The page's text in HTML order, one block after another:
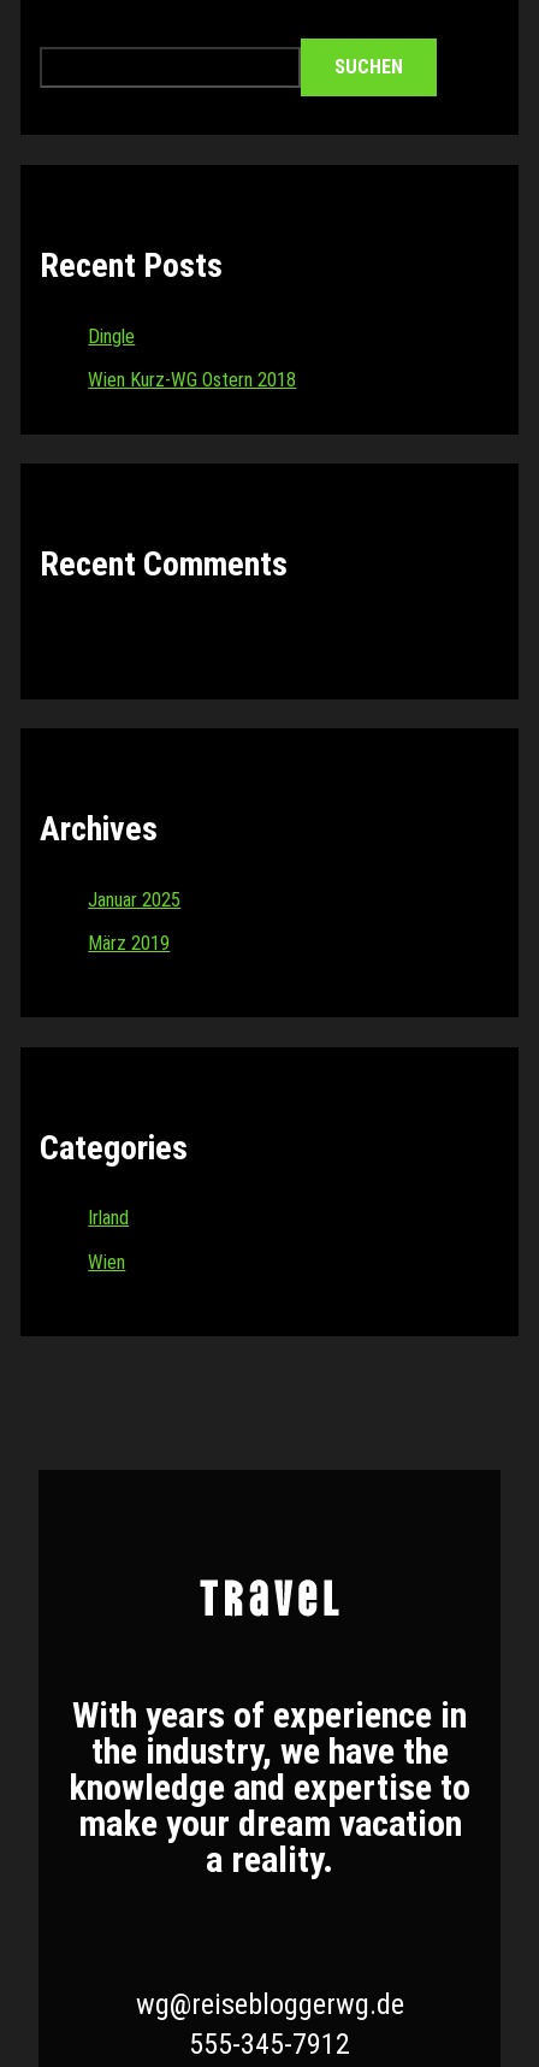
SUCHEN
Recent Posts
Dingle
Wien Kurz-WG Ostern 2018
Recent Comments
Archives
Januar 2025
März 2019
Categories
Irland
Wien
With years of experience in
the industry, we have the
knowledge and expertise to
make your dream vacation
a reality.
wg@reisebloggerwg.de
555-345-7912